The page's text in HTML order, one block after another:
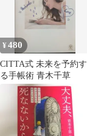
¥480
CITTA式 未来を予約す
る手帳術 青木千草